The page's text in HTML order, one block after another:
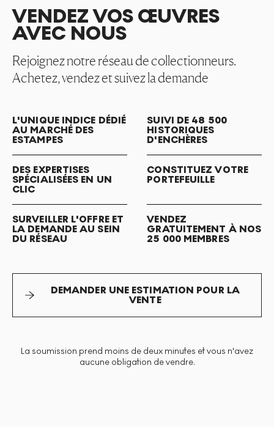
VENDEZ VOS ŒUVRES
AVEC NOUS
Rejoignez notre réseau de collectionneurs.
Achetez, vendez et suivez la demande
L'UNIQUE INDICE DÉDIÉ
AU MARCHÉ DES
ESTAMPES
SUIVI DE 48 500
HISTORIQUES
D'ENCHÈRES
DES EXPERTISES
SPÉCIALISÉES EN UN
CLIC
CONSTITUEZ VOTRE
PORTEFEUILLE
SURVEILLER L'OFFRE ET
LA DEMANDE AU SEIN
DU RÉSEAU
VENDEZ
GRATUITEMENT À NOS
25 000 MEMBRES
DEMANDER UNE ESTIMATION POUR LA
VENTE
La soumission prend moins de deux minutes et vous n'avez
aucune obligation de vendre.